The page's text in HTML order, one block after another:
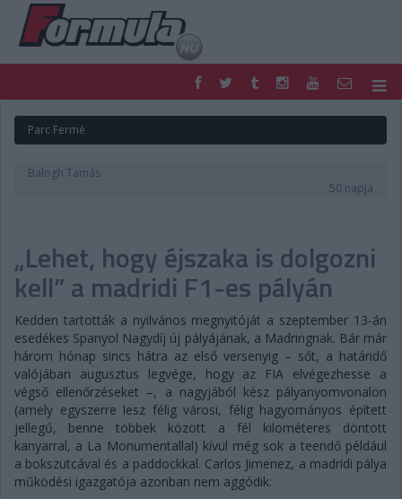
FORMULA
MOTOR
NEMZETKÖZI
DIGITÁLIS MAGAZIN
PONTÁLLÁSOK
VERSENYNAPTÁRAK
Parc Fermé
Balogh Tamás
50 napja
„Lehet, hogy éjszaka is dolgozni
kell” a madridi F1-es pályán
Kedden tartották a nyilvános megnyitóját a szeptember 13-án
esedékes Spanyol Nagydíj új pályájának, a Madringnak. Bár már
három hónap sincs hátra az első versenyig – sőt, a határidő
valójában augusztus legvége, hogy az FIA elvégezhesse a
végső ellenőrzéseket –, a nagyjából kész pályanyomvonalon
(amely egyszerre lesz félig városi, félig hagyományos épített
jellegű, benne többek között a fél kilométeres döntött
kanyarral, a La Monumentallal) kívül még sok a teendő például
a bokszutcával és a paddockkal. Carlos Jimenez, a madridi pálya
működési igazgatója azonban nem aggódik: